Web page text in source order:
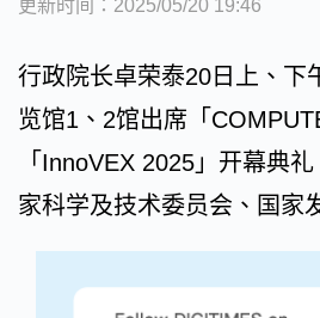
更新时间：2025/05/20 19:46
行政院长卓荣泰20日上、下
览馆1、2馆出席「
「InnoVEX 2025」开幕典
家科学及技术委员会、国家